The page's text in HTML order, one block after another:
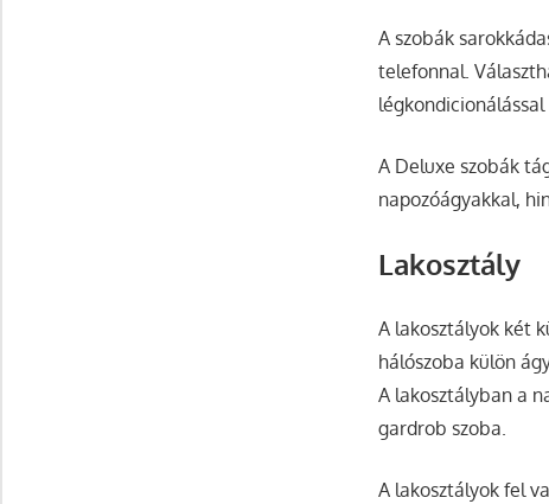
A szobák
telefonnal.
légkondicionálással
A Deluxe szobák
napozóágyakkal,
Lakosztály
A lakosztályok két
hálószoba külön
A lakosztályban a
gardrob szoba.
A lakosztályok fel